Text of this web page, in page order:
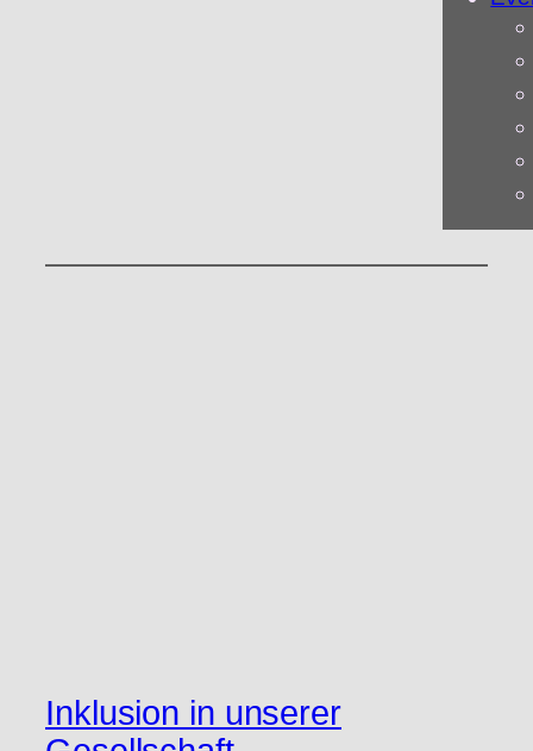
Inklusion in unserer